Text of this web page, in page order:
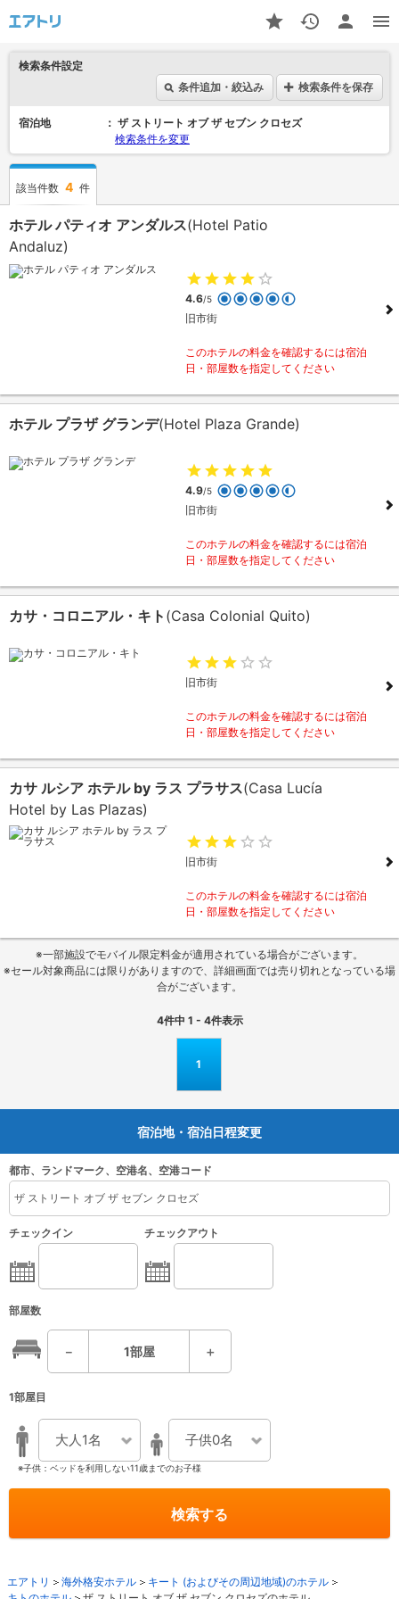
検索条件設定
条件追加・絞込み
検索条件を保存
宿泊地
ザ ストリート オブ ザ セブン クロセズ
検索条件を変更
該当件数 4 件
ホテル パティオ アンダルス(Hotel Patio
Andaluz)
4.6/5
旧市街
このホテルの料金を確認するには宿泊
日・部屋数を指定してください
ホテル プラザ グランデ(Hotel Plaza Grande)
4.9/5
旧市街
このホテルの料金を確認するには宿泊
日・部屋数を指定してください
カサ・コロニアル・キト (Casa Colonial Quito)
旧市街
このホテルの料金を確認するには宿泊
日・部屋数を指定してください
カサ ルシア ホテル by ラス プラサス(Casa Lucía
Hotel by Las Plazas)
旧市街
このホテルの料金を確認するには宿泊
日・部屋数を指定してください
※一部施設でモバイル限定料金が適用されている場合がございます。
※セール対象商品には限りがありますので、詳細画面では売り切れとなっている場
合がございます。
4件中 1 - 4件表示
1
宿泊地・宿泊日程変更
都市、ランドマーク、空港名、空港コード
チェックイン チェックアウト
部屋数
－ 1部屋 ＋
1部屋目
大人1名 子供0名
※子供：ベッドを利用しない11歳までのお子様
検索する
エアトリ 海外格安ホテル
キート (およびその周辺地域)のホテル